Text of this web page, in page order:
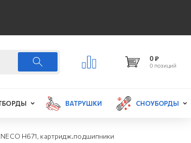
0 ₽
0 позиций
ВАТРУШКИ СНОУБОРДЫ
H671, картридж.подшипники